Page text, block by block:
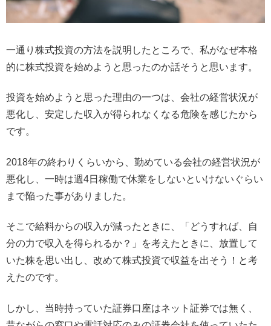
一通り株式投資の方法を説明したところで、私がなぜ本格
的に株式投資を始めようと思ったのか話そうと思います。
投資を始めようと思った理由の一つは、会社の経営状況が
悪化し、安定した収入が得られなくなる危険を感じたから
です。
2018年の終わりくらいから、勤めている会社の経営状況が
悪化し、一時は週4日稼働で休業をしないといけないぐらい
まで陥った事がありました。
そこで給料からの収入が減ったときに、「どうすれば、自
分の力で収入を得られるか？」を考えたときに、放置して
いた株を思い出し、改めて株式投資で収益を出そう！と考
えたのです。
しかし、当時持っていた証券口座はネット証券では無く、